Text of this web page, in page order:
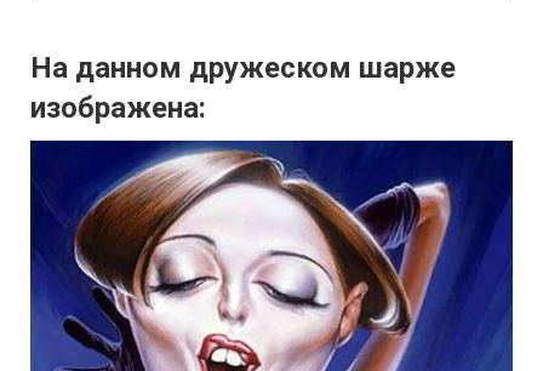
На данном дружеском шарже
изображена: